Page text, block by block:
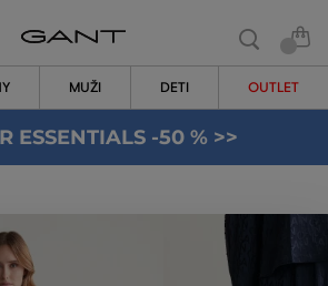
MUŽI DETI OUTLET
ESSENTIALS -50 % >>